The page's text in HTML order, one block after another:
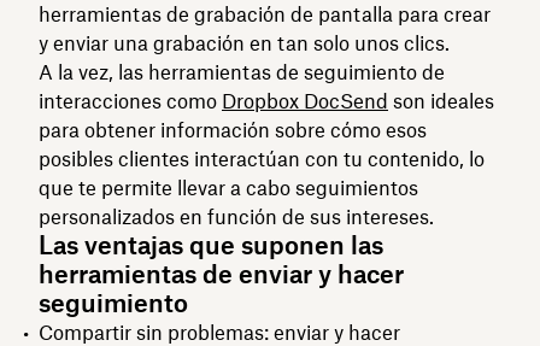
herramientas de grabación de pantalla para crear
y enviar una grabación en tan solo unos clics.
A la vez, las herramientas de seguimiento de
interacciones como Dropbox DocSend son ideales
para obtener información sobre cómo esos
posibles clientes interactúan con tu contenido, lo
que te permite llevar a cabo seguimientos
personalizados en función de sus intereses.
Las ventajas que suponen las
herramientas de enviar y hacer
seguimiento
Compartir sin problemas: enviar y hacer